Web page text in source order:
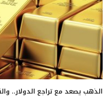
الذهب يصعد مع تراجع الدولار..